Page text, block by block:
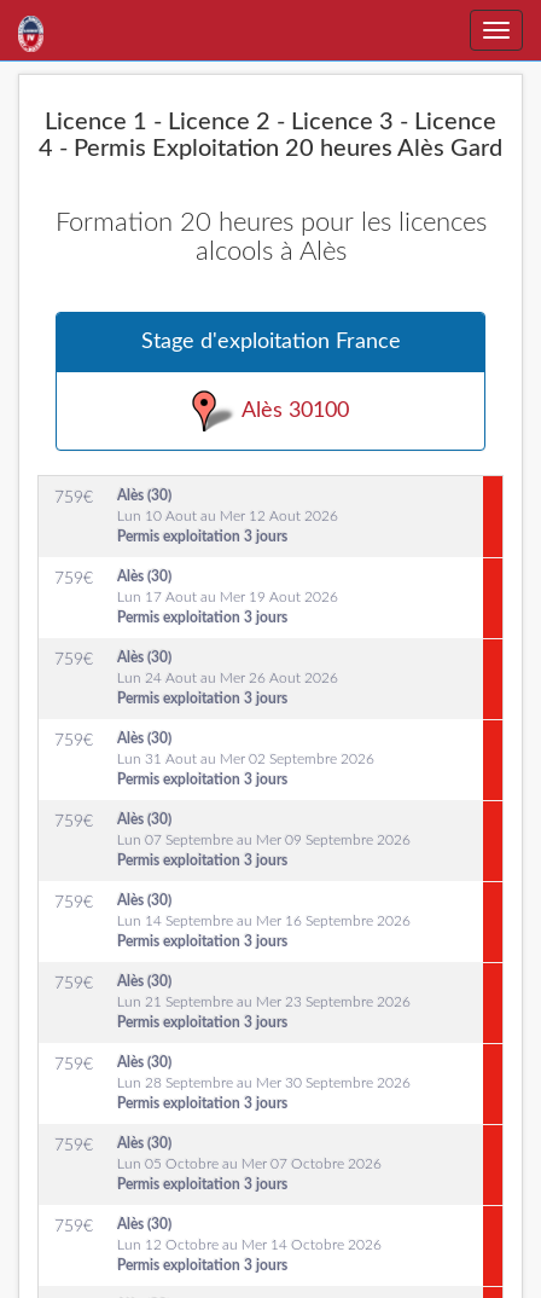
Toggle
Licence 1 - Licence 2 - Licence 3 - Licence
4 - Permis Exploitation 20 heures Alès Gard
Formation 20 heures pour les licences
alcools à Alès
Stage d'exploitation France
Alès 30100
759€
Alès (30)
Lun 10 Aout au Mer 12 Aout 2026
Permis exploitation 3 jours
759€
Alès (30)
Lun 17 Aout au Mer 19 Aout 2026
Permis exploitation 3 jours
759€
Alès (30)
Lun 24 Aout au Mer 26 Aout 2026
Permis exploitation 3 jours
759€
Alès (30)
Lun 31 Aout au Mer 02 Septembre 2026
Permis exploitation 3 jours
759€
Alès (30)
Lun 07 Septembre au Mer 09 Septembre 2026
Permis exploitation 3 jours
759€
Alès (30)
Lun 14 Septembre au Mer 16 Septembre 2026
Permis exploitation 3 jours
759€
Alès (30)
Lun 21 Septembre au Mer 23 Septembre 2026
Permis exploitation 3 jours
759€
Alès (30)
Lun 28 Septembre au Mer 30 Septembre 2026
Permis exploitation 3 jours
759€
Alès (30)
Lun 05 Octobre au Mer 07 Octobre 2026
Permis exploitation 3 jours
759€
Alès (30)
Lun 12 Octobre au Mer 14 Octobre 2026
Permis exploitation 3 jours